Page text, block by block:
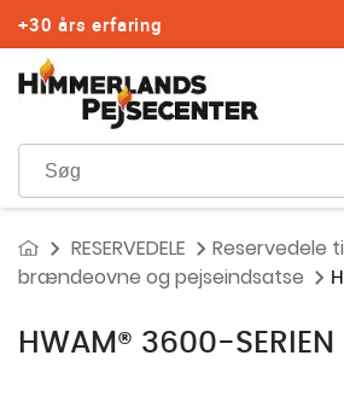
+30 års erfaring
RESERVEDELE
Reservedele
brændeovne og pejseindsatse
HWAM® 3600-SERIEN